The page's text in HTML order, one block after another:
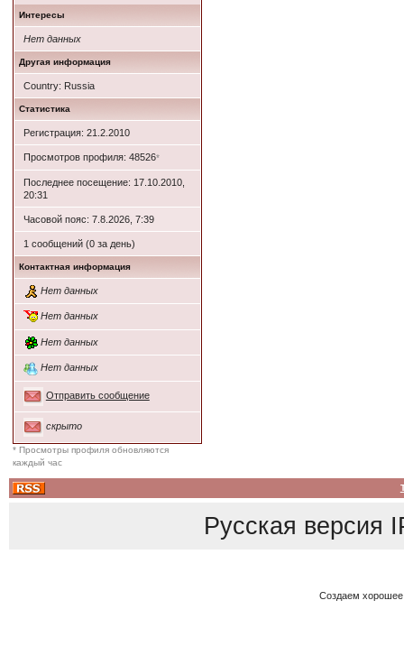
Интересы
Нет данных
Другая информация
Country: Russia
Статистика
Регистрация: 21.2.2010
Просмотров профиля: 48526*
Последнее посещение: 17.10.2010,
20:31
Часовой пояс: 7.8.2026, 7:39
1 сообщений (0 за день)
Контактная информация
Нет данных
Нет данных
Нет данных
Нет данных
Отправить сообщение
скрыто
* Просмотры профиля обновляются
каждый час
Русская версия
Создаем